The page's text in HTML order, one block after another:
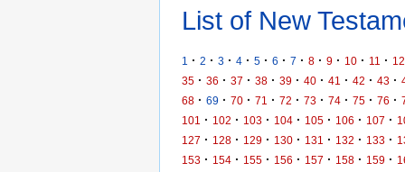
List of New
1 · 2 · 3 · 4 · 5 · 6 · 7 · 8 · 9 · 10 · 11 · 12
35 · 36 · 37 · 38 · 39 · 40 · 41 · 42 · 43 ·
68 · 69 · 70 · 71 · 72 · 73 · 74 · 75 · 76 ·
101
· 102 · 103 · 104 · 105 · 106 · 107 ·
127 · 128 · 129 · 130 · 131 · 132 · 133 ·
153 · 154 · 155 · 156 · 157 · 158 · 159 ·